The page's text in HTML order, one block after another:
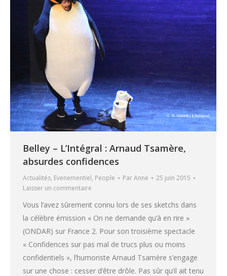
Belley – L’Intégral : Arnaud Tsamère,
absurdes confidences
Actualités, Evenementiel, People ParAnne
25 juin 2015
Laisser un commentaire
Vous l’avez sûrement connu lors de ses sketchs dans
la célèbre émission « On ne demande qu’à en rire »
(ONDAR) sur France 2. Pour son troisième spectacle
« Confidences sur pas mal de trucs plus ou moins
confidentiels », l’humoriste Arnaud Tsamère s’engage
sur une chose : cesser d’être drôle. Pas sûr qu’il ait tenu